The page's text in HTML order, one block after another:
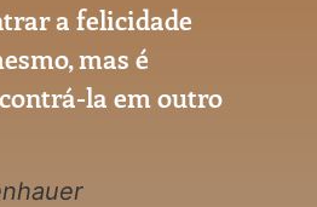
a felicidade
mas é
la em outro